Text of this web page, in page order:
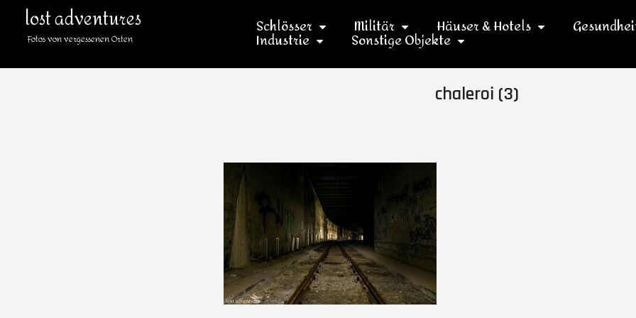
lost adventures
Fotos von vergessenen Orten Schlösser Militär Häuser & Hotels
Industrie Sonstige Objekte
chaleroi (3)